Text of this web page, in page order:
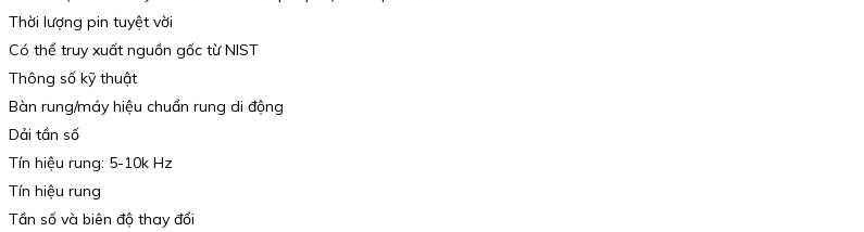
Thời lượng pin tuyệt vời
Có thể truy xuất nguồn gốc từ NIST
Thông số kỹ thuật
Bàn rung/máy hiệu chuẩn rung di động
Dải tần số
Tín hiệu rung: 5-10k Hz
Tín hiệu rung
Tần số và biên độ thay đổi